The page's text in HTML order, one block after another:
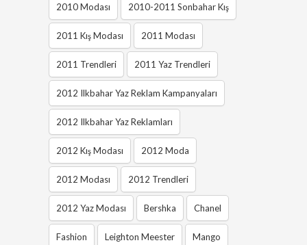
2010 Modası 2010-2011 Sonbahar Kış
2011 Kış Modası 2011 Modası
2011 Trendleri 2011 Yaz Trendleri
2012 Ilkbahar Yaz Reklam Kampanyaları
2012 Ilkbahar Yaz Reklamları
2012 Kış Modası 2012 Moda
2012 Modası 2012 Trendleri
2012 Yaz Modası Bershka Chanel
Fashion Leighton Meester Mango